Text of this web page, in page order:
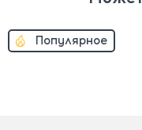
Популярное